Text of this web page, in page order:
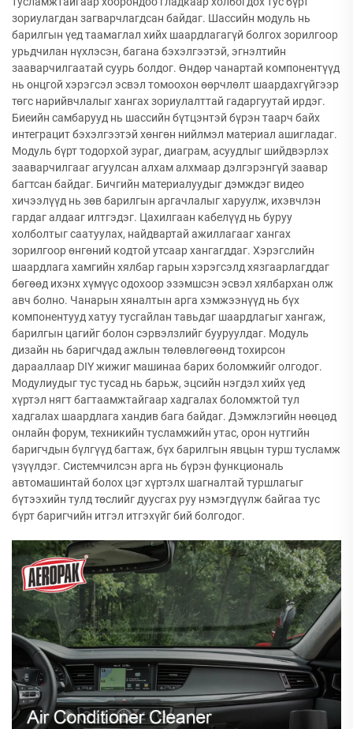
зориулагдан загварчлагдсан байдаг. Шассийн модуль нь
барилгын үед таамаглал хийх шаардлагагүй болгох зорилгоор
урьдчилан нүхлэсэн, багана бэхэлгээтэй, эгнэлтийн
зааварчилгаатай суурь болдог. Өндөр чанартай компонентүүд
нь онцгой хэрэгсэл эсвэл томоохон өөрчлөлт шаардахгүйгээр
төгс нарийвчлалыг хангах зориулалттай гадаргуутай ирдэг.
Биеийн самбарууд нь шассийн бүтцэнтэй бүрэн таарч байх
интеграцит бэхэлгээтэй хөнгөн нийлмэл материал ашигладаг.
Модуль бүрт тодорхой зураг, диаграм, асуудлыг шийдвэрлэх
зааварчилгааг агуулсан алхам алхмаар дэлгэрэнгүй заавар
багтсан байдаг. Бичгийн материалуудыг дэмждэг видео
хичээлүүд нь зөв барилгын аргачлалыг харуулж, ихэвчлэн
гардаг алдааг илтгэдэг. Цахилгаан кабелүүд нь буруу
холболтыг саатуулах, найдвартай ажиллагааг хангах
зорилгоор өнгөний кодтой утсаар хангагддаг. Хэрэгслийн
шаардлага хамгийн хялбар гарын хэрэгсэлд хязгаарлагддаг
бөгөөд ихэнх хүмүүс одохоор эзэмшсэн эсвэл хялбархан олж
авч болно. Чанарын хяналтын арга хэмжээнүүд нь бүх
компонентууд хатуу тусгайлан тавьдаг шаардлагыг хангаж,
барилгын цагийг болон сэрвэлзлийг бууруулдаг. Модуль
дизайн нь баригчдад ажлын төлөвлөгөөнд тохирсон
дарааллаар DIY жижиг машинаа барих боломжийг олгодог.
Модулиудыг тус тусад нь барьж, эцсийн нэгдэл хийх үед
хүртэл нягт багтаамжтайгаар хадгалах боломжтой тул
хадгалах шаардлага хандив бага байдаг. Дэмжлэгийн нөөцөд
онлайн форум, техникийн тусламжийн утас, орон нутгийн
баригчдын бүлгүүд багтаж, бүх барилгын явцын турш тусламж
үзүүлдэг. Системчилсэн арга нь бүрэн функциональ
автомашинтай болох цэг хүртэлх шагналтай туршлагыг
бүтээхийн тулд төслийг дуусгах руу нэмэгдүүлж байгаа тус
бүрт баригчийн итгэл итгэхүйг бий болгодог.